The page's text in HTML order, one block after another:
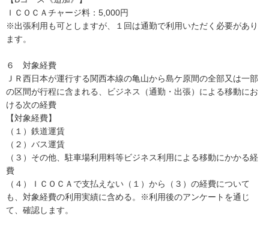
ＩＣＯＣＡチャージ料：5,000円
※出張利用も可としますが、１回は通勤で利用いただく必要があり
ます。
６ 対象経費
ＪＲ西日本が運行する関西本線の亀山から島ケ原間の全部又は一部
の区間が行程に含まれる、ビジネス（通勤・出張）による移動にお
ける次の経費
【対象経費】
（１）鉄道運賃
（２）バス運賃
（３）その他、駐車場利用料等ビジネス利用による移動にかかる経
費
（４）ＩＣＯＣＡで支払えない（１）から（３）の経費について
も、対象経費の利用実績に含める。※利用後のアンケートを通じ
て、確認します。